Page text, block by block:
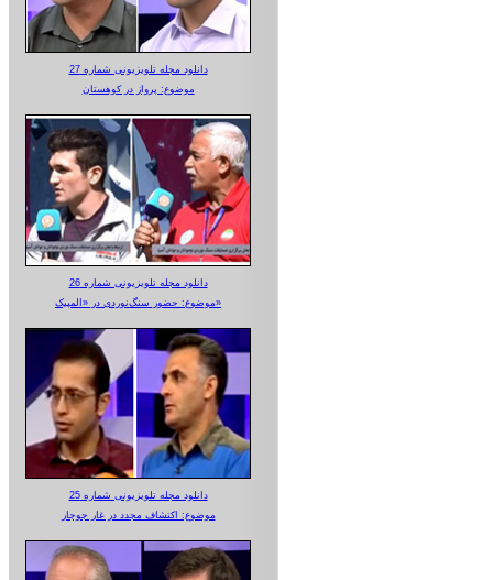
دانلود مجله تلویزیونی شماره 27
موضوع: پرواز در کوهستان
دانلود مجله تلویزیونی شماره 26
موضوع: حضور سنگ‌نوردی در «المپیک»
دانلود مجله تلویزیونی شماره 25
موضوع: اکتشاف مجدد در غار جوجار